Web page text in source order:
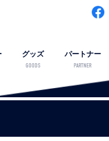
グッズ
GOODS
パートナー
PARTNER